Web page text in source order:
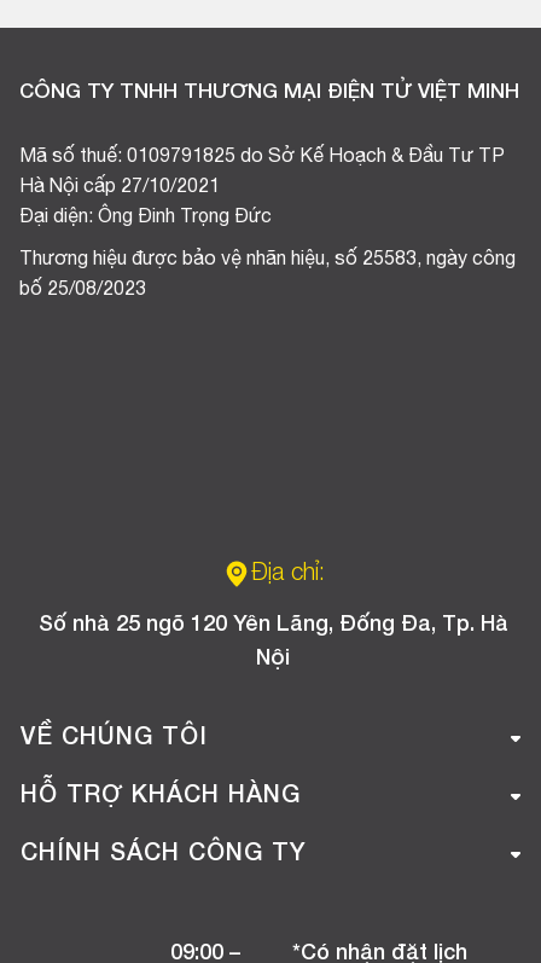
CÔNG TY TNHH THƯƠNG MẠI ĐIỆN TỬ VIỆT MINH
Mã số thuế: 0109791825 do Sở Kế Hoạch & Đầu Tư TP
Hà Nội cấp 27/10/2021
Đại diện: Ông Đinh Trọng Đức
Thương hiệu được bảo vệ nhãn hiệu, số 25583, ngày công
bố 25/08/2023
Địa chỉ:
Số nhà 25 ngõ 120 Yên Lãng, Đống Đa, Tp. Hà
Nội
VỀ CHÚNG TÔI
Giới thiệu công ty
Tuyển dụng
HỖ TRỢ KHÁCH HÀNG
Hướng dẫn mua hàng online
Chương trình khuyến mãi
CHÍNH SÁCH CÔNG TY
Chính sách bảo hành09:00 – *Có nhận đặt lịch